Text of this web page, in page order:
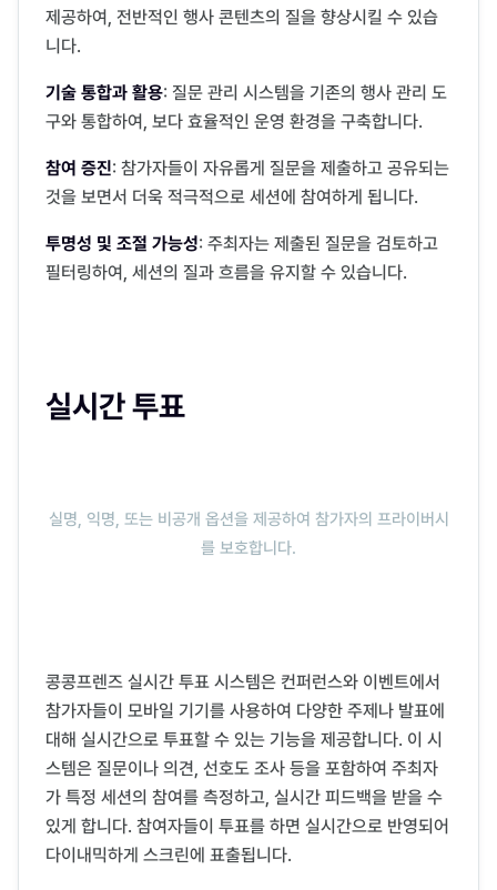
제공하여, 전반적인 행사 콘텐츠의 질을 향상시킬 수 있습
니다.
기술 통합과 활용: 질문 관리 시스템을 기존의 행사 관리 도
구와 통합하여, 보다 효율적인 운영 환경을 구축합니다.
참여 증진: 참가자들이 자유롭게 질문을 제출하고 공유되는
것을 보면서 더욱 적극적으로 세션에 참여하게 됩니다.
투명성 및 조절 가능성: 주최자는 제출된 질문을 검토하고
필터링하여, 세션의 질과 흐름을 유지할 수 있습니다.
실시간 투표
실명, 익명, 또는 비공개 옵션을 제공하여 참가자의 프라이버시
를 보호합니다.
콩콩프렌즈 실시간 투표 시스템은 컨퍼런스와 이벤트에서
참가자들이 모바일 기기를 사용하여 다양한 주제나 발표에
대해 실시간으로 투표할 수 있는 기능을 제공합니다. 이 시
스템은 질문이나 의견, 선호도 조사 등을 포함하여 주최자
가 특정 세션의 참여를 측정하고, 실시간 피드백을 받을 수
있게 합니다. 참여자들이 투표를 하면 실시간으로 반영되어
다이내믹하게 스크린에 표출됩니다.